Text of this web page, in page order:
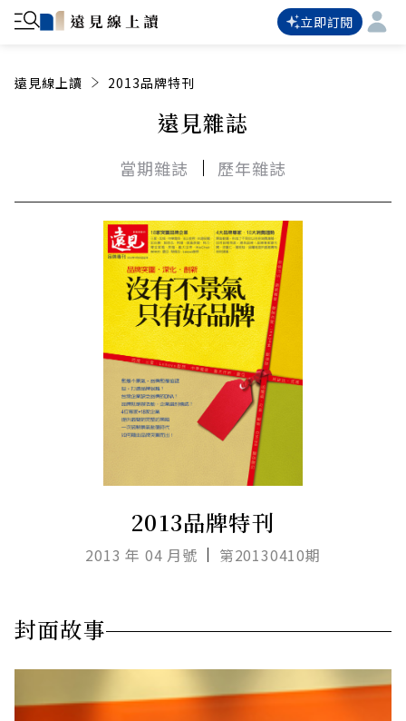
立即訂閱
遠見線上讀 2013品牌特刊
遠見雜誌
當期雜誌 歷年雜誌
2013品牌特刊
2013 年 04 月號 第20130410期
封面故事